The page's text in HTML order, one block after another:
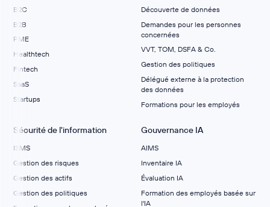
B2C
B2B
PME
Healthtech
Fintech
SaaS
Startups
Découverte de données
Demandes pour les personnes
concernées
VVT, TOM, DSFA & Co.
Gestion des politiques
Délégué externe à la protection
des données
Formations pour les employés
Sécurité de l'information
ISMS
Gestion des risques
Gestion des actifs
Gestion des politiques
Gouvernance IA
AIMS
Inventaire IA
Évaluation IA
Formation des employés basée sur
l'IA